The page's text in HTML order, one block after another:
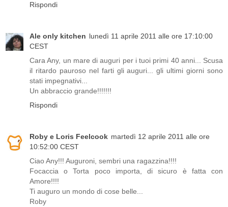
Rispondi
Ale only kitchen lunedì 11 aprile 2011 alle ore 17:10:00
CEST
Cara Any, un mare di auguri per i tuoi primi 40 anni... Scusa
il ritardo pauroso nel farti gli auguri... gli ultimi giorni sono
stati impegnativi...
Un abbraccio grande!!!!!!!
Rispondi
Roby e Loris Feelcook martedì 12 aprile 2011 alle ore
10:52:00 CEST
Ciao Any!!! Auguroni, sembri una ragazzina!!!!
Focaccia o Torta poco importa, di sicuro è fatta con
Amore!!!!
Ti auguro un mondo di cose belle...
Roby